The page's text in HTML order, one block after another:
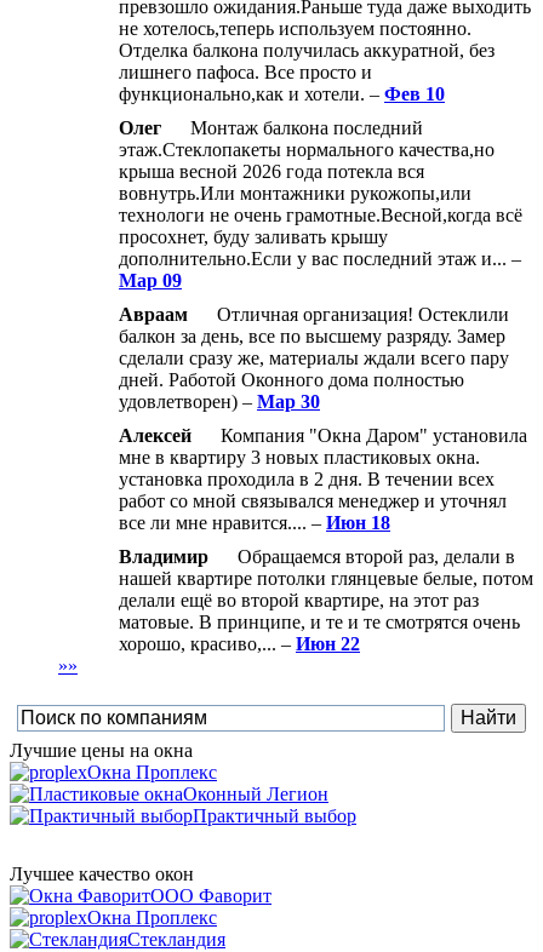
превзошло ожидания.Раньше туда даже выходить
не хотелось,теперь используем постоянно.
Отделка балкона получилась аккуратной, без
лишнего пафоса. Все просто и
функционально,как и хотели. – Фев 10
Олег
Монтаж балкона последний
этаж.Стеклопакеты нормального качества,но
крыша весной 2026 года потекла вся
вовнутрь.Или монтажники рукожопы,или
технологи не очень грамотные.Весной,когда всё
просохнет, буду заливать крышу
дополнительно.Если у вас последний этаж и... –
Мар 09
Авраам
Отличная организация! Остеклили
балкон за день, все по высшему разряду. Замер
сделали сразу же, материалы ждали всего пару
дней. Работой Оконного дома полностью
удовлетворен) – Мар 30
Алексей
Компания "Окна Даром" установила
мне в квартиру 3 новых пластиковых окна.
установка проходила в 2 дня. В течении всех
работ со мной связывался менеджер и уточнял
все ли мне нравится.... – Июн 18
Владимир
Обращаемся второй раз, делали в
нашей квартире потолки глянцевые белые, потом
делали ещё во второй квартире, на этот раз
матовые. В принципе, и те и те смотрятся очень
хорошо, красиво,... – Июн 22
»»
Лучшие цены на окна
Окна Проплекс
Оконный Легион
Практичный выбор
Лучшее качество окон
ООО Фаворит
Окна Проплекс
Стекландия